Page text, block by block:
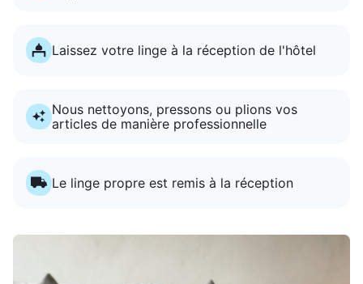
Laissez votre linge à la réception de l'hôtel
Nous nettoyons, pressons ou plions vos
articles de manière professionnelle
Le linge propre est remis à la réception